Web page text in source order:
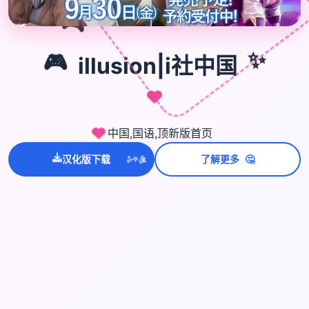
🎮
🎮 illusion|i社中国 ✨
中国,国语,顶新版首页
汉化版下载 ✨
⭐💫 了解更多 🤔